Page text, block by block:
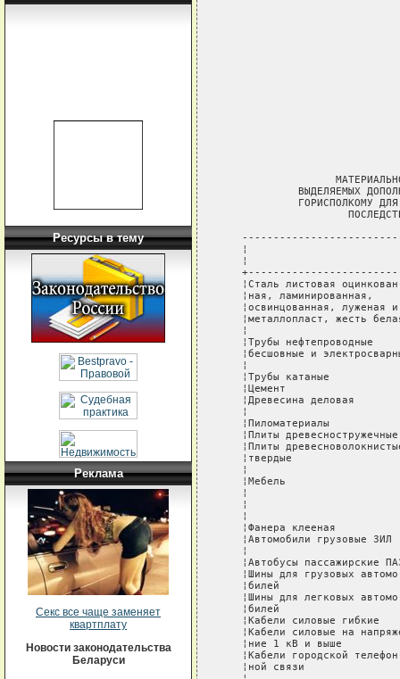
Ресурсы в тему
Реклама
Секс все чаще заменяет
квартплату
Новости законодательства
Беларуси
ВЫДЕЛЯЕМЫХ
ГОРИСПОЛКОМУ
¦
¦
¦Сталь листовая
¦ная, ламинированная,
¦освинцованная, луженая
¦металлопласт, жесть
¦
¦Трубы нефтепроводные
¦бесшовные и
¦
¦Трубы катаные
¦Цемент
¦Древесина деловая
¦
¦Пиломатериалы
¦Плиты
¦Плиты
¦твердые
¦
¦Мебель
¦
¦
¦
¦Фанера клееная
¦Автомобили грузовые ЗИЛ
¦
¦Автобусы пассажирские
¦Шины для грузовых
¦билей
¦Шины для легковых
¦билей
¦Кабели силовые гибкие
¦Кабели силовые на
¦ние 1 кВ и выше
¦Кабели городской
¦ной связи